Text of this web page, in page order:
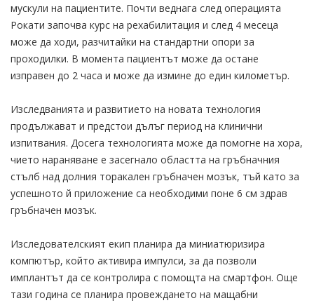
мускули на пациентите. Почти веднага след операцията
Рокати започва курс на рехабилитация и след 4 месеца
може да ходи, разчитайки на стандартни опори за
проходилки. В момента пациентът може да остане
изправен до 2 часа и може да измине до един километър.
Изследванията и развитието на новата технология
продължават и предстои дълъг период на клинични
изпитвания. Досега технологията може да помогне на хора,
чието нараняване е засегнало областта на гръбначния
стълб над долния торакален гръбначен мозък, тъй като за
успешното й приложение са необходими поне 6 см здрав
гръбначен мозък.
Изследователският екип планира да миниатюризира
компютър, който активира импулси, за да позволи
имплантът да се контролира с помощта на смартфон. Още
тази година се планира провеждането на мащабни